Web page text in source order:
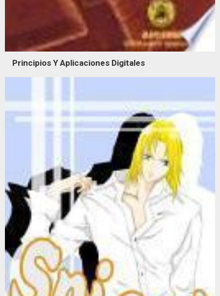
Principios Y Aplicaciones Digitales